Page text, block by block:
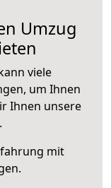
Umzug
viele
um Ihnen
Ihnen unsere
mit
.